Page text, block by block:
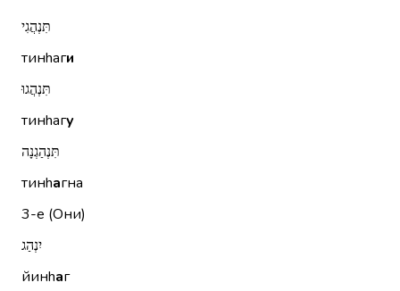
תִּנְהֲגִי
тинhаги
תִּנְהֲגוּ
тинhагу
תִּנְהַגְנָה
тинhагна
3-е (Они)
יִנְהַג
йинhаг